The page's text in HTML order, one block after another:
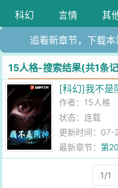
科幻
言情 其
追看新章节，下载
15人格-搜索结果(共1条
[科幻]我不是
作者： 15人格
状态：连载
更新时间：07-
最新章节：第
1/1